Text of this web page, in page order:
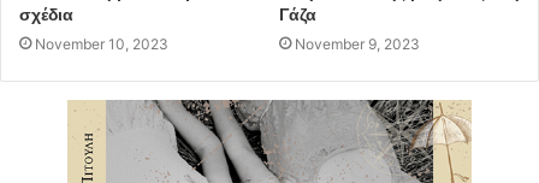
σχέδια
November 10, 2023
Γάζα
November 9, 2023